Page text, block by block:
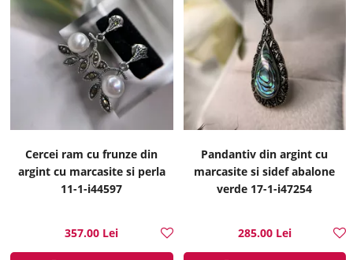
Cercei ram cu frunze din
argint cu marcasite si perla
11-1-i44597
357.00 Lei
Pandantiv din argint cu
marcasite si sidef abalone
verde 17-1-i47254
285.00 Lei